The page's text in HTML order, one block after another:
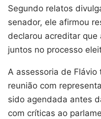
Segundo relatos
senador, ele afirmou
declarou acreditar
juntos no processo
A assessoria de
reunião com
sido agendada antes
com críticas ao